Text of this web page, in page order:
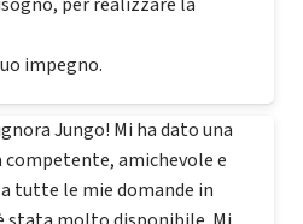
impegno.
Jungo! Mi ha dato una
amichevole e
tutte le mie domande in